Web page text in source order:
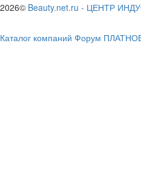
2026© Beauty.net.ru - ЦЕНТР
Каталог компаний Форум